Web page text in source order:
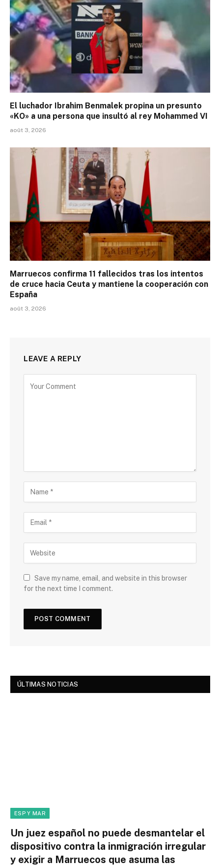
El luchador Ibrahim Benmalek propina un presunto
«KO» a una persona que insultó al rey Mohammed VI
août 3, 2026
Marruecos confirma 11 fallecidos tras los intentos
de cruce hacia Ceuta y mantiene la cooperación con
España
août 3, 2026
LEAVE A REPLY
Save my name, email, and website in this browser
for the next time I comment.
ÚLTIMAS NOTICIAS
ESP Y MAR
Un juez español no puede desmantelar el
dispositivo contra la inmigración irregular
y exigir a Marruecos que asuma las